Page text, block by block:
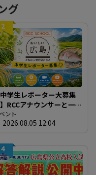
グ
2
中学生レポーター大募集
RCCアナウンサーと一緒
広島の食」の現場を取
よう！
ント
2026.08.05 12:04
4